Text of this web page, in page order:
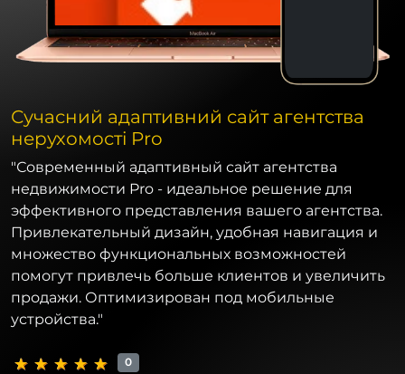
Сучасний адаптивний сайт агентства
нерухомості Pro
"Современный адаптивный сайт агентства
недвижимости Pro - идеальное решение для
эффективного представления вашего агентства.
Привлекательный дизайн, удобная навигация и
множество функциональных возможностей
помогут привлечь больше клиентов и увеличить
продажи. Оптимизирован под мобильные
устройства."
0